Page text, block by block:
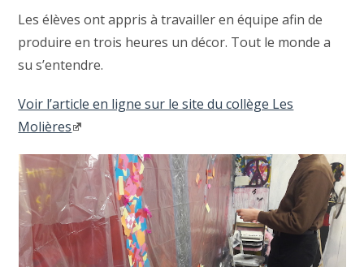
Les élèves ont appris à travailler en équipe afin de
produire en trois heures un décor. Tout le monde a
su s’entendre.
Voir l’article en ligne sur le site du collège Les
Molières